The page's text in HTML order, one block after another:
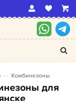
Комбинезоны